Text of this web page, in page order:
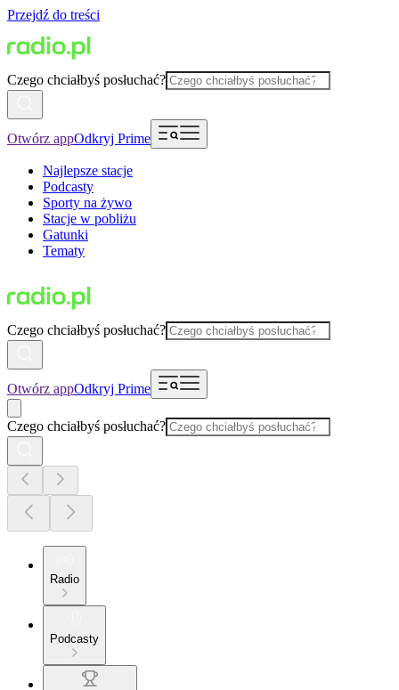
Przejdź do treści
Czego chciałbyś posłuchać?
Otwórz appOdkryj Prime
Najlepsze stacje
Podcasty
Sporty na żywo
Stacje w pobliżu
Gatunki
Tematy
Czego chciałbyś posłuchać?
Otwórz appOdkryj Prime
Czego chciałbyś posłuchać?
Radio
Podcasty